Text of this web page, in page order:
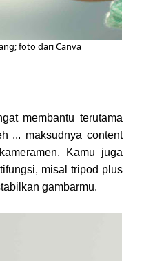
foto dari Canva
membantu terutama
... maksudnya content
Kamu juga
misal tripod plus
gambarmu.